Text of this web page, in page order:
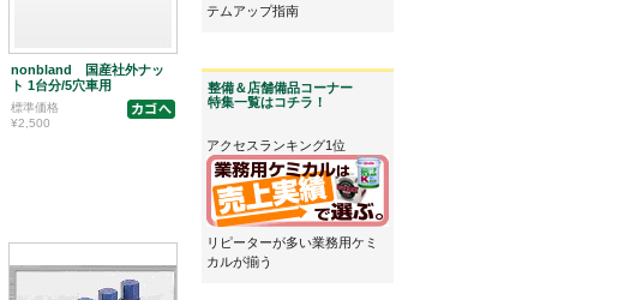
nonbland 国産社外ナッ
ト 1台分/5穴車用
標準価格
¥2,500
テムアップ指南
整備＆店舗備品コーナー
特集一覧はコチラ！
アクセスランキング1位
リピーターが多い業務用ケミ
カルが揃う